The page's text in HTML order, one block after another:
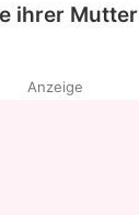
ihrer Mutter
Anzeige